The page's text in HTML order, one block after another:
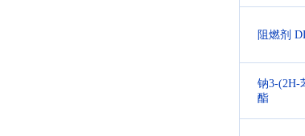
阻燃剂
钠3-(2H-
酯